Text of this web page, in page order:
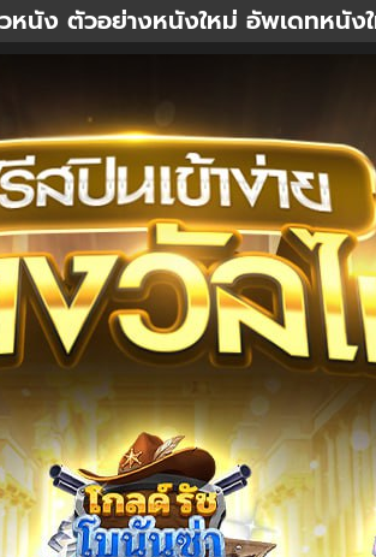
หนัง ตัวอย่างหนังใหม่ อัพเดทหนัง